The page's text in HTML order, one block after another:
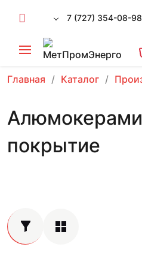
7 (727) 354-08-98
Главная Каталог
покрытие